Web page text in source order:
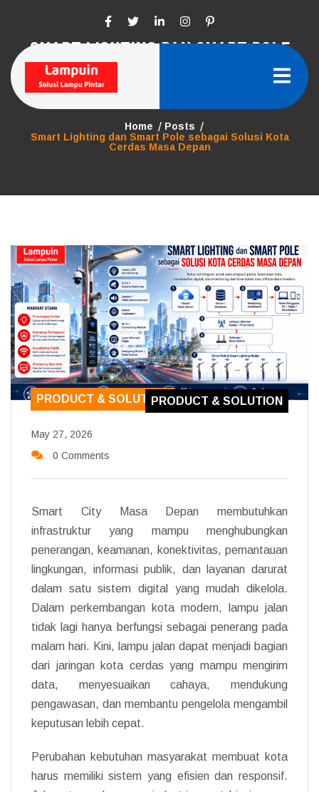
SMART LIGHTING DAN SMART POLE
SEBAGAI SOLUSI KOTA CERDAS MASA
Home
Posts
Smart Lighting dan Smart Pole sebagai Solusi Kota
Cerdas Masa Depan
PRODUCT & SOLUTIONPRODUCT & SOLUTION
May 27, 2026
0 Comments
Smart City Masa Depan membutuhkan
infrastruktur yang mampu menghubungkan
penerangan, keamanan, konektivitas, pemantauan
lingkungan, informasi publik, dan layanan darurat
dalam satu sistem digital yang mudah dikelola.
Dalam perkembangan kota modern, lampu jalan
tidak lagi hanya berfungsi sebagai penerang pada
malam hari. Kini, lampu jalan dapat menjadi bagian
dari jaringan kota cerdas yang mampu mengirim
data, menyesuaikan cahaya, mendukung
pengawasan, dan membantu pengelola mengambil
keputusan lebih cepat.
Perubahan kebutuhan masyarakat membuat kota
harus memiliki sistem yang efisien dan responsif.